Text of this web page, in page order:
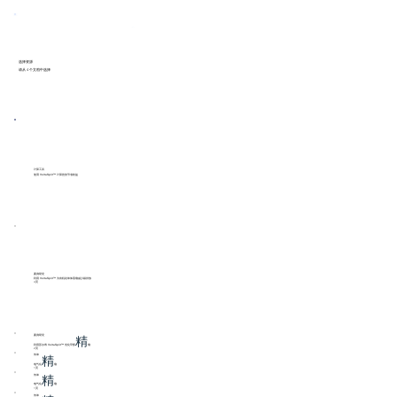
传单
传单
电气化精馏
1页
案例研究
利用 VoltaSplit™ 为有机硅单体蒸馏减少碳排放
计算工具
使用 VoltaSplit™ 计算您的节省收益
传单
电气化精馏
1页
选择资源
请从 4 个文档中选择
案例研究
利用苏尔寿 VoltaSplit™ 优化甲醇精馏
2页